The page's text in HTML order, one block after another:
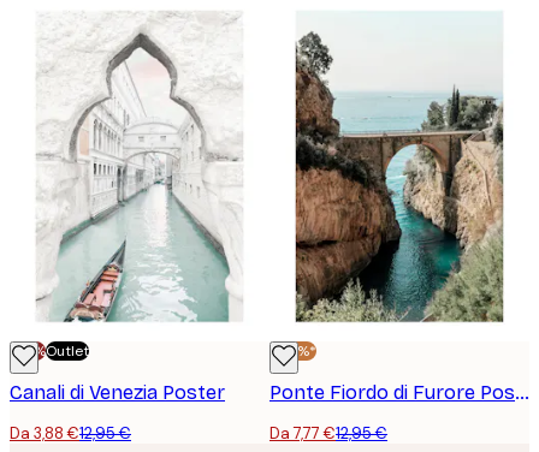
-70%Outlet
Canali di Venezia Poster
Da 3,88 €12,95 €
-40%*
Ponte Fiordo di Furore Poster
Da 7,77 €12,95 €